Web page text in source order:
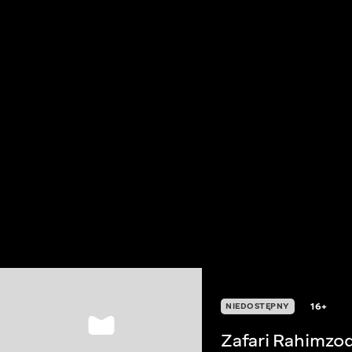
NIEDOSTĘPNY 16+
Zafari